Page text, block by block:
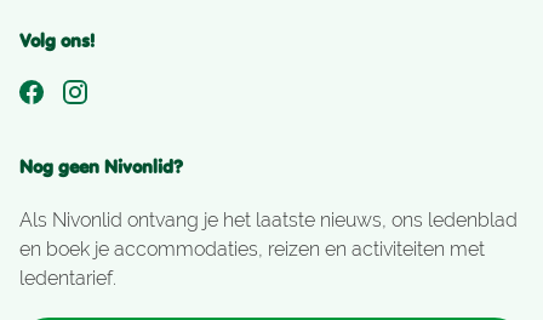
Volg ons!
Nog geen Nivonlid?
Als Nivonlid ontvang je het laatste nieuws, ons ledenblad
en boek je accommodaties, reizen en activiteiten met
ledentarief.